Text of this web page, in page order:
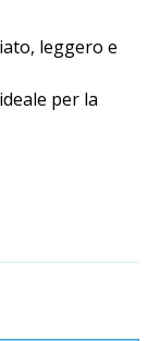
leggero e
per la